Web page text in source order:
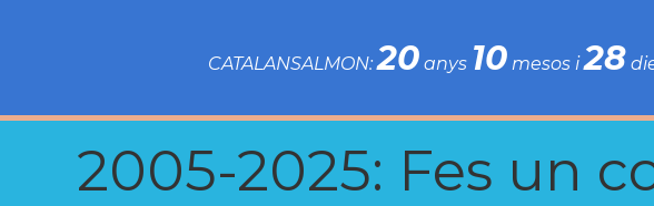
CATALANSALMON:20 anys 10 mesos i28
2005-2025: Fes un